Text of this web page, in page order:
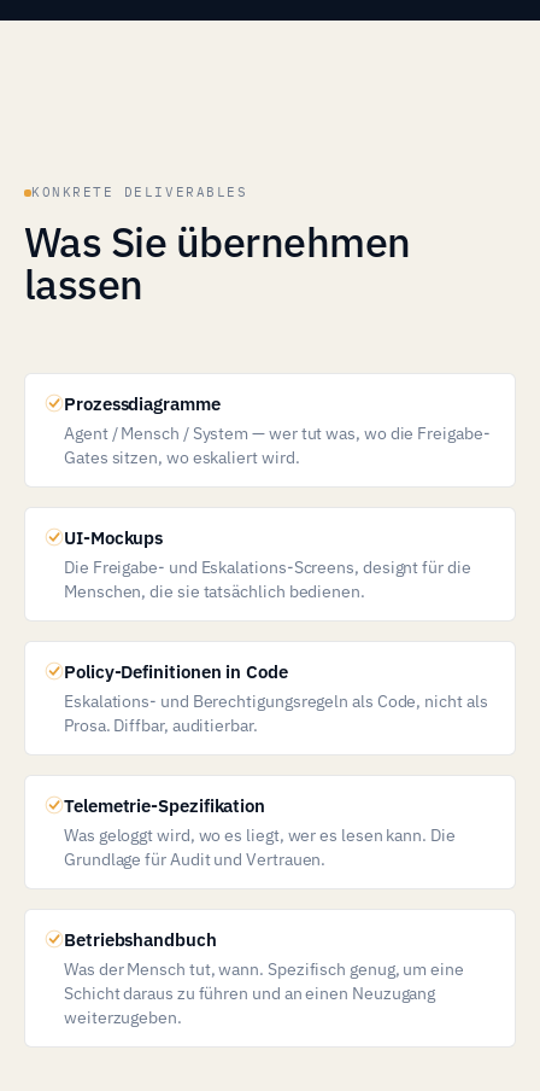
KONKRETE DELIVERABLES
Was Sie übernehmen
lassen
Prozessdiagramme
Agent / Mensch / System — wer tut was, wo die Freigabe-
Gates sitzen, wo eskaliert wird.
UI-Mockups
Die Freigabe- und Eskalations-Screens, designt für die
Menschen, die sie tatsächlich bedienen.
Policy-Definitionen in Code
Eskalations- und Berechtigungsregeln als Code, nicht als
Prosa. Diffbar, auditierbar.
Telemetrie-Spezifikation
Was geloggt wird, wo es liegt, wer es lesen kann. Die
Grundlage für Audit und Vertrauen.
Betriebshandbuch
Was der Mensch tut, wann. Spezifisch genug, um eine
Schicht daraus zu führen und an einen Neuzugang
weiterzugeben.